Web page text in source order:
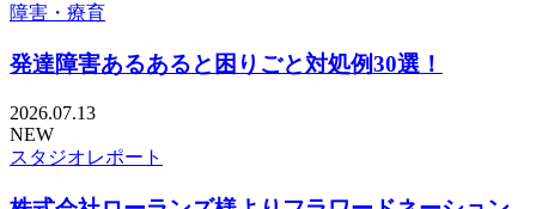
障害・療育
発達障害あるあると困りごと対処例30選！
2026.07.13
NEW
スタジオレポート